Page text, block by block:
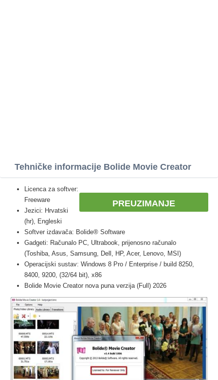
Tehničke informacije Bolide Movie Creator
PREUZIMANJE
Licenca za softver:
Freeware
Jezici: Hrvatski
(hr), Engleski
Softver izdavača: Bolide® Software
Gadgeti: Računalo PC, Ultrabook, prijenosno računalo
(Toshiba, Asus, Samsung, Dell, HP, Acer, Lenovo, MSI)
Operacijski sustav: Windows 8 Pro / Enterprise / build 8250,
8400, 9200, (32/64 bit), x86
Bolide Movie Creator nova puna verzija (Full) 2026